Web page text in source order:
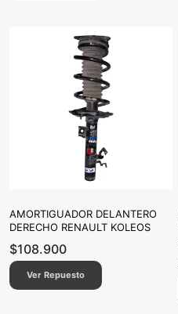
AMORTIGUADOR DELANTERO
DERECHO RENAULT KOLEOS
$108.900
Ver Repuesto